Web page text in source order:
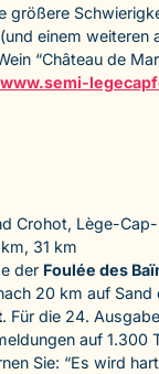
größere
einem weiteren
“Château de
www.semi-
Crohot, Lège-
31 km
der Foulée des
20 km auf Sand
. Für die 24.
auf 1.300
Sie: “Es wird